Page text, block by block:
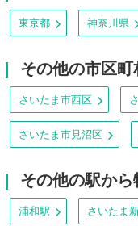
東京都 神奈川県
その他の市区
さいたま市西区
さいたま市見沼区
その他の駅か
浦和駅 さいたま